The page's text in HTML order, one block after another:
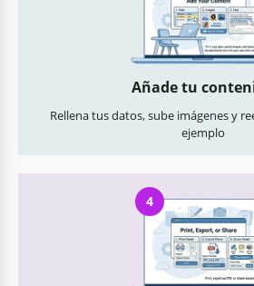
Añade tu
Rellena tus datos, sube imágenes y
ejemplo
4